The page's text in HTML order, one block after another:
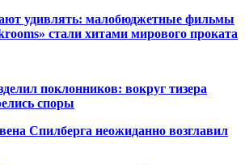
удивлять: малобюджетные фильмы
стали хитами мирового проката
поклонников: вокруг тизера
споры
Спилберга неожиданно возглавил